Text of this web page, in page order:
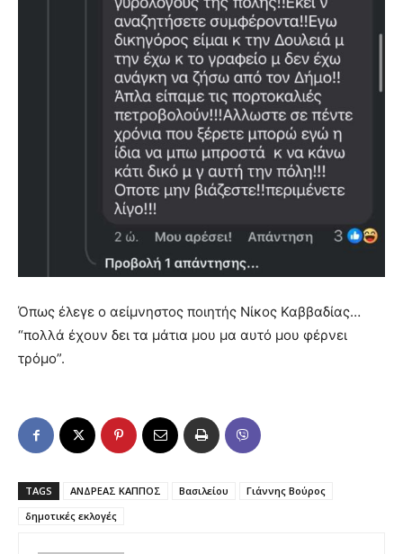
Όπως έλεγε ο αείμνηστος ποιητής Νίκος Καββαδίας…
“πολλά έχουν δει τα μάτια μου μα αυτό μου φέρνει
τρόμο”.
TAGS ΑΝΔΡΕΑΣ ΚΑΠΠΟΣ Βασιλείου
Γιάννης Βούρος
δημοτικές εκλογές